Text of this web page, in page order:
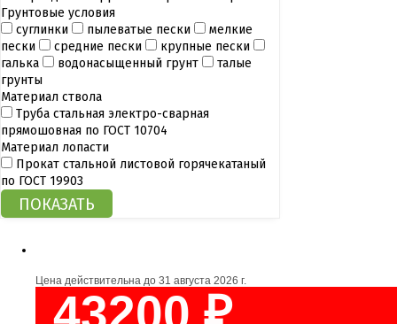
Грунтовые условия
суглинки
пылеватые пески
мелкие
пески
средние пески
крупные пески
галька
водонасыщенный грунт
талые
грунты
Материал ствола
Труба стальная электро-сварная
прямошовная по ГОСТ 10704
Материал лопасти
Прокат стальной листовой горячекатаный
по ГОСТ 19903
Цена действительна до 31 августа 2026 г.